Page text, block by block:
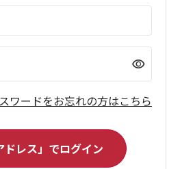
visibility
ワードをお忘れの方はこちら